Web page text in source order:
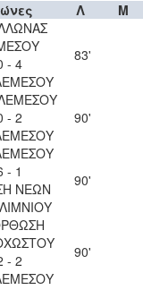
Λ Μ
- 4
83'
- 2
90'
- 1
ΝΕΩΝ
90'
- 2
90'